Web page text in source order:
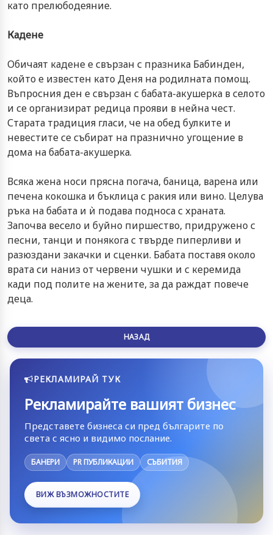
като прелюбодеяние.
Кадене
Обичаят кадене е свързан с празника Бабинден,
който е известен като Деня на родилната помощ.
Въпросния ден е свързан с бабата-акушерка в селото
и се организират редица прояви в нейна чест.
Старата традиция гласи, че на обед булките и
невестите се събират на празнично угощение в
дома на бабата-акушерка.
Всяка жена носи прясна погача, баница, варена или
печена кокошка и бъклица с ракия или вино. Целува
ръка на бабата и ѝ подава подноса с храната.
Започва весело и буйно пиршество, придружено с
песни, танци и понякога с твърде пиперливи и
разюздани закачки и сценки. Бабата поставя около
врата си наниз от червени чушки и с керемида
кади под полите на жените, за да раждат повече
деца.
НАЗАД
РЕКЛАМИРАЙ ТУК
Рекламирайте вашият бизнес
Представете бизнеса си пред българите по
света с ясно и видимо послание.
БАНЕРИ PR ПУБЛИКАЦИИ СЪБИТИЯ
ВИЖ ВЪЗМОЖНОСТИТЕ